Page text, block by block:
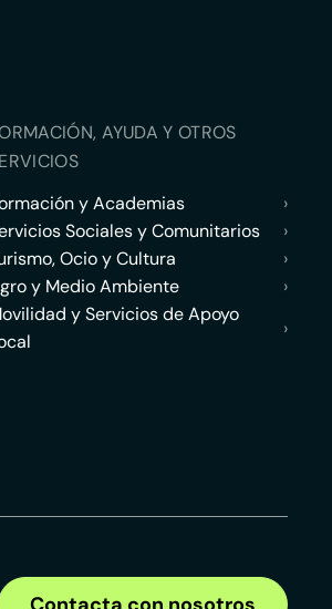
AYUDA Y OTROS
y Academias
›
Sociales y Comunitarios
›
Ocio y Cultura
›
y Medio Ambiente
›
y Servicios de Apoyo
›